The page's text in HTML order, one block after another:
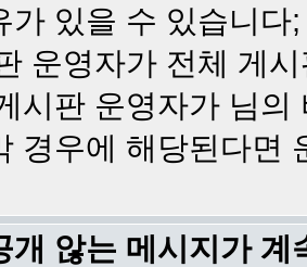
가 있을 수 있습니
운영자가 전체 게
시판 운영자가 님
경우에 해당된다면
개 않는 메시지가 계